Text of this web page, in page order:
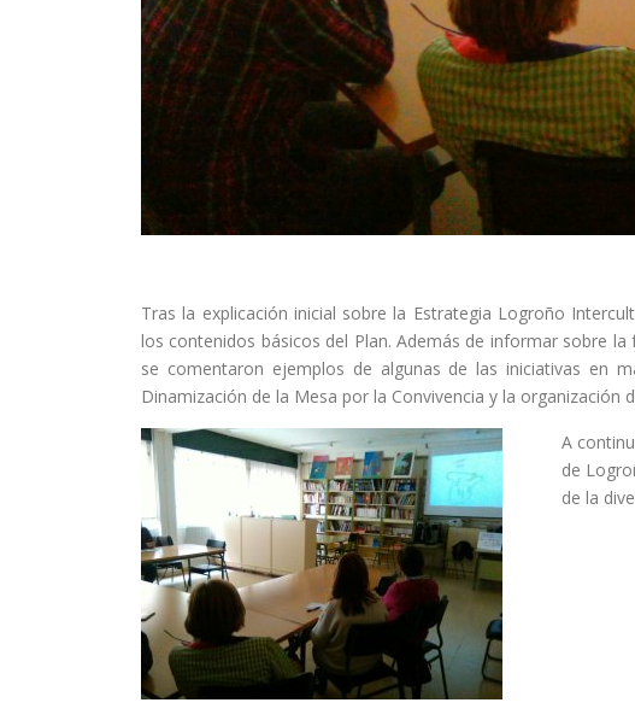
Tras la explicación inicial sobre la Estrategia Logroño
los contenidos básicos del Plan. Además de informar sobre
se comentaron ejemplos de algunas de las iniciativas en
Dinamización de la Mesa por la Convivencia y la organización
A
de
de la